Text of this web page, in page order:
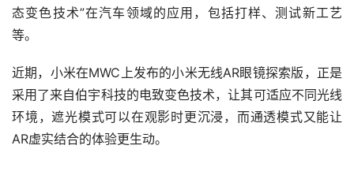
态变色技术”在汽车领域的应用，包括打样、测试新工艺
等。
近期，小米在MWC上发布的小米无线AR眼镜探索版，正是
采用了来自伯宇科技的电致变色技术，让其可适应不同光线
环境，遮光模式可以在观影时更沉浸，而通透模式又能让
AR虚实结合的体验更生动。